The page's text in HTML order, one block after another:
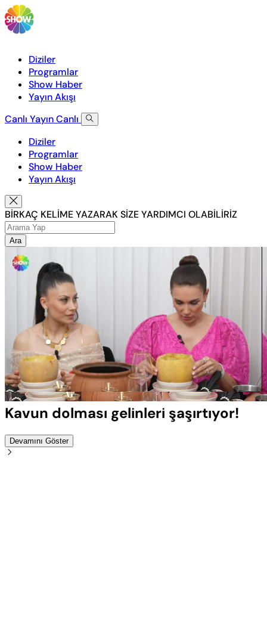
Diziler
Programlar
Show Haber
Yayın Akışı
Canlı YayınCanlı
Diziler
Programlar
Show Haber
Yayın Akışı
BİRKAÇ KELİME YAZARAK SİZE YARDIMCI OLABİLİRİZ
Ara
Sesi
Aç
Yüklendi:
100.00%
Oynatma
Hızı
Kavun dolması gelinleri şaşırtıyor!
Devamını Göster